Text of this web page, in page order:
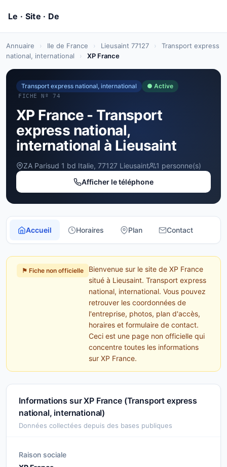
Annuaire › Ile de France › Lieusaint 77127 ›
Transport express
national, international
› XP France
Transport express national, international ● Active
FICHE Nº 74
XP France - Transport
express national,
international à Lieusaint
ZA Parisud 1 bd Italie, 77127 Lieusaint
1 personne(s)
Afficher le téléphone
Accueil Horaires Plan Contact
⚑ Fiche non officielle
Bienvenue sur le site de XP France
situé à Lieusaint. Transport express
national, international. Vous pouvez
retrouver les coordonnées de
l'entreprise, photos, plan d'accès,
horaires et formulaire de contact.
Ceci est une page non officielle qui
concentre toutes les informations
sur XP France.
Informations sur XP France (Transport express
national, international)
Données collectées depuis des bases publiques
Raison sociale